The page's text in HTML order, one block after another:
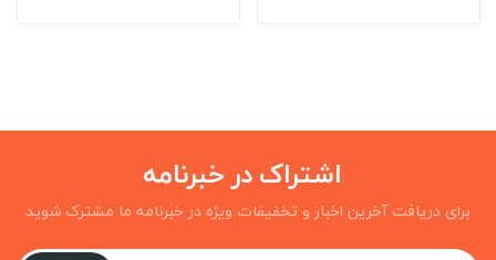
اشتراک در خبرنامه
برای دریافت آخرین اخبار و تخفیفات ویژه در خبرنامه ما مشترک شوید